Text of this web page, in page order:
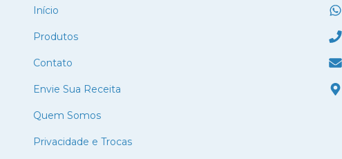
Início
Produtos
Contato
Envie Sua Receita
Quem Somos
Privacidade e Trocas